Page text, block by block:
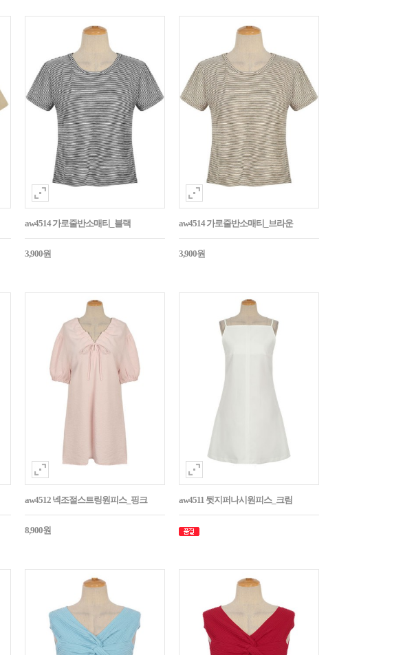
aw4514 가로줄반소매티_블랙
3,900원
aw4514 가로줄반소매티_브라운
3,900원
aw4512 넥조절스트링원피스_핑크
8,900원
aw4511 뒷지퍼나시원피스_크림